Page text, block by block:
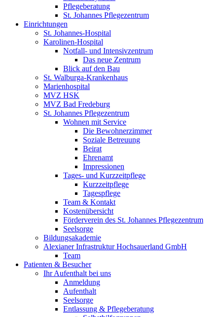
Pflegeberatung
St. Johannes Pflegezentrum
Einrichtungen
St. Johannes-Hospital
Karolinen-Hospital
Notfall- und Intensivzentrum
Das neue Zentrum
Blick auf den Bau
St. Walburga-Krankenhaus
Marienhospital
MVZ HSK
MVZ Bad Fredeburg
St. Johannes Pflegezentrum
Wohnen mit Service
Die Bewohnerzimmer
Soziale Betreuung
Beirat
Ehrenamt
Impressionen
Tages- und Kurzzeitpflege
Kurzzeitpflege
Tagespflege
Team & Kontakt
Kostenübersicht
Förderverein des St. Johannes Pflegezentrum
Seelsorge
Bildungsakademie
Alexianer Infrastruktur Hochsauerland GmbH
Team
Patienten & Besucher
Ihr Aufenthalt bei uns
Anmeldung
Aufenthalt
Seelsorge
Entlassung & Pflegeberatung